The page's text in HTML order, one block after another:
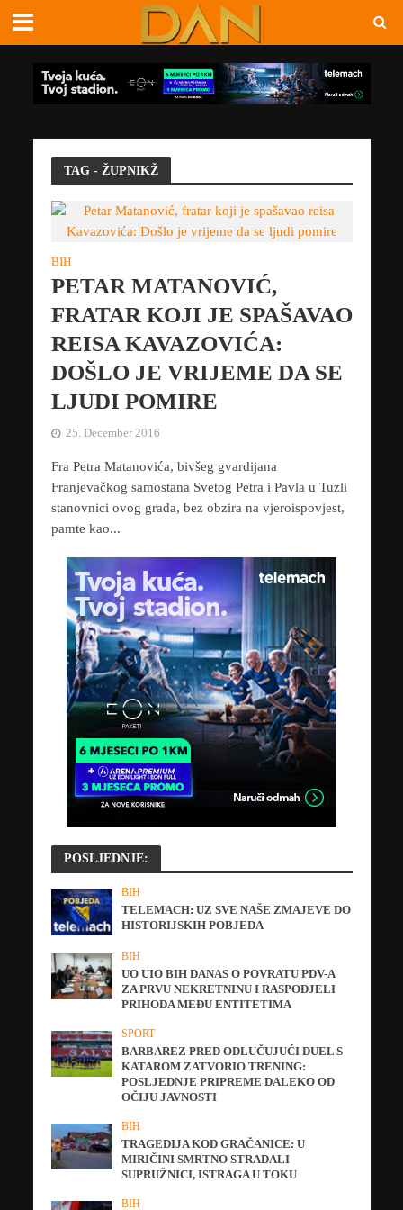
TAG - ŽUPNIKŽ
BIH
PETAR MATANOVIĆ,
FRATAR KOJI JE SPAŠAVAO
REISA KAVAZOVIĆA:
DOŠLO JE VRIJEME DA SE
LJUDI POMIRE
25. December 2016
Fra Petra Matanovića, bivšeg gvardijana
Franjevačkog samostana Svetog Petra i Pavla u Tuzli
stanovnici ovog grada, bez obzira na vjeroispovjest,
pamte kao...
POSLJEDNJE:
BIH
TELEMACH: UZ SVE NAŠE ZMAJEVE DO
HISTORIJSKIH POBJEDA
BIH
UO UIO BIH DANAS O POVRATU PDV-A
ZA PRVU NEKRETNINU I RASPODJELI
PRIHODA MEĐU ENTITETIMA
SPORT
BARBAREZ PRED ODLUČUJUĆI DUEL S
KATAROM ZATVORIO TRENING:
POSLJEDNJE PRIPREME DALEKO OD
OČIJU JAVNOSTI
BIH
TRAGEDIJA KOD GRAČANICE: U
MIRIČINI SMRTNO STRADALI
SUPRUŽNICI, ISTRAGA U TOKU
BIH